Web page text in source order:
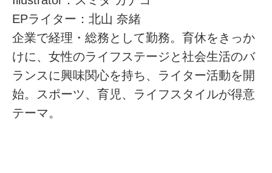
EPライター：北山 奈緒
企業で経理・総務として勤務。育休をきっか
けに、女性のライフステージと社会生活のバ
ランスに興味関心を持ち、ライター活動を開
始。スポーツ、育児、ライフスタイルが得意
テーマ。